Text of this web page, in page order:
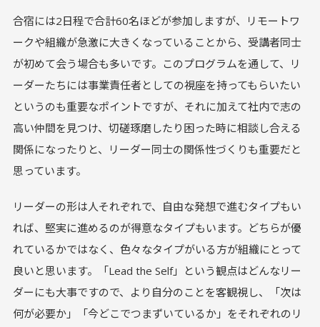
合宿には2日程で合計60名ほどが参加しますが、リモートワ
ークや組織が急激に大きくなっていることから、受講者同士
が初めて会う場合も多いです。このプログラムを通して、リ
ーダーたちには事業責任者としての視座を持ってもらいたい
というのも重要なポイントですが、それに加えて社内で志の
高い仲間を見つけ、切磋琢磨したり困った時に相談し合える
関係になったりと、リーダー同士の関係性づくりも重要だと
思っています。
リーダーの形は人それぞれで、自由な発想で進むタイプもい
れば、堅実に進めるのが得意なタイプもいます。どちらが優
れているかではなく、色々なタイプがいる方が組織にとって
良いと思います。「Lead the Self」という観点はどんなリー
ダーにも大事ですので、より自分のことを客観視し、「次は
何が必要か」「今どこでつまずいているか」をそれぞれのリ